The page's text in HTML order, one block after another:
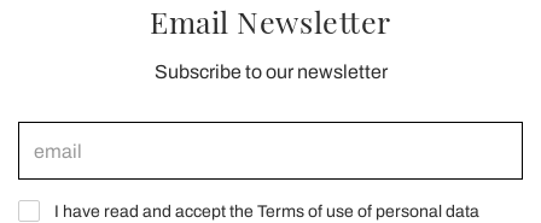
Email Newsletter
Subscribe to our newsletter
I have read and accept the Terms of use of personal data